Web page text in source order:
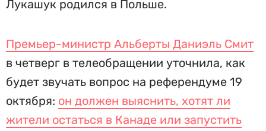
Лукашук родился в Польше.
Премьер-министр Альберты Даниэль Смит
в четверг в телеобращении уточнила, как
будет звучать вопрос на референдуме 19
октября: он должен выяснить, хотят ли
жители остаться в Канаде или запустить